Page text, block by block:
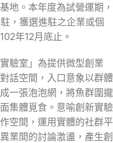
地。本年度為試營運期，
，獲選進駐之企業或個
年12月底止。
驗室」為提供微型創業
話空間，入口意象以群體
一張泡泡網，將魚群圍攏
集體覓食。意喻創新實驗
空間，運用實體的社群平
業間的討論激盪，產生創